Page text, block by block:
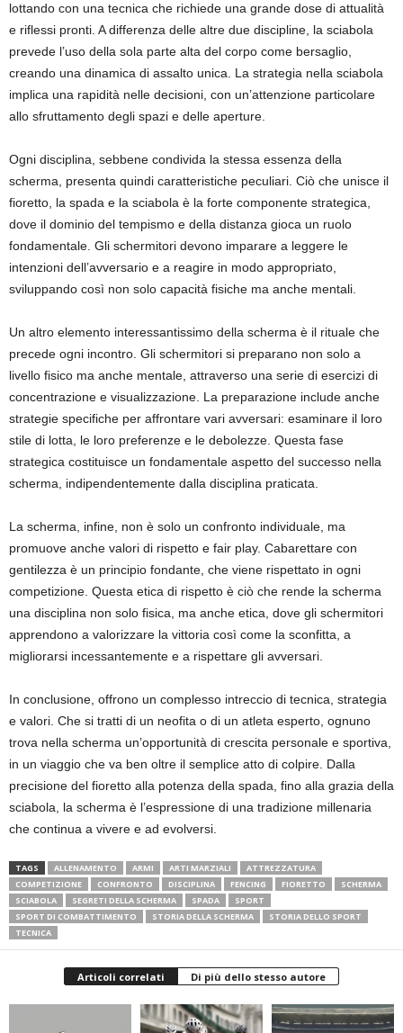
lottando con una tecnica che richiede una grande dose di attualità
e riflessi pronti. A differenza delle altre due discipline, la sciabola
prevede l’uso della sola parte alta del corpo come bersaglio,
creando una dinamica di assalto unica. La strategia nella sciabola
implica una rapidità nelle decisioni, con un’attenzione particolare
allo sfruttamento degli spazi e delle aperture.
Ogni disciplina, sebbene condivida la stessa essenza della
scherma, presenta quindi caratteristiche peculiari. Ciò che unisce il
fioretto, la spada e la sciabola è la forte componente strategica,
dove il dominio del tempismo e della distanza gioca un ruolo
fondamentale. Gli schermitori devono imparare a leggere le
intenzioni dell’avversario e a reagire in modo appropriato,
sviluppando così non solo capacità fisiche ma anche mentali.
Un altro elemento interessantissimo della scherma è il rituale che
precede ogni incontro. Gli schermitori si preparano non solo a
livello fisico ma anche mentale, attraverso una serie di esercizi di
concentrazione e visualizzazione. La preparazione include anche
strategie specifiche per affrontare vari avversari: esaminare il loro
stile di lotta, le loro preferenze e le debolezze. Questa fase
strategica costituisce un fondamentale aspetto del successo nella
scherma, indipendentemente dalla disciplina praticata.
La scherma, infine, non è solo un confronto individuale, ma
promuove anche valori di rispetto e fair play. Cabarettare con
gentilezza è un principio fondante, che viene rispettato in ogni
competizione. Questa etica di rispetto è ciò che rende la scherma
una disciplina non solo fisica, ma anche etica, dove gli schermitori
apprendono a valorizzare la vittoria così come la sconfitta, a
migliorarsi incessantemente e a rispettare gli avversari.
In conclusione, offrono un complesso intreccio di tecnica, strategia
e valori. Che si tratti di un neofita o di un atleta esperto, ognuno
trova nella scherma un’opportunità di crescita personale e sportiva,
in un viaggio che va ben oltre il semplice atto di colpire. Dalla
precisione del fioretto alla potenza della spada, fino alla grazia della
sciabola, la scherma è l’espressione di una tradizione millenaria
che continua a vivere e ad evolversi.
TAGS ALLENAMENTO ARMI ARTI MARZIALI
ATTREZZATURA
COMPETIZIONE
CONFRONTO DISCIPLINA FENCING FIORETTO
SCHERMA
SCIABOLA
SEGRETI DELLA SCHERMA SPADA
SPORT
SPORT DI COMBATTIMENTO
STORIA DELLA SCHERMA
STORIA DELLO SPORT
TECNICA
Articoli correlati Di più dello stesso autore